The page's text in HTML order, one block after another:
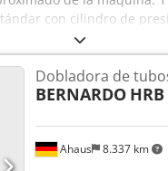
con cilindro de
doblar, ensamblar
de pistón. -
automática del
pernos de bloqueo -
de dos etapas
Ahaus 8.337 km
Dobladora de
BERNARDO